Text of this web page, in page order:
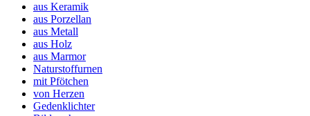
aus Keramik
aus Porzellan
aus Metall
aus Holz
aus Marmor
Naturstoffurnen
mit Pfötchen
von Herzen
Gedenklichter